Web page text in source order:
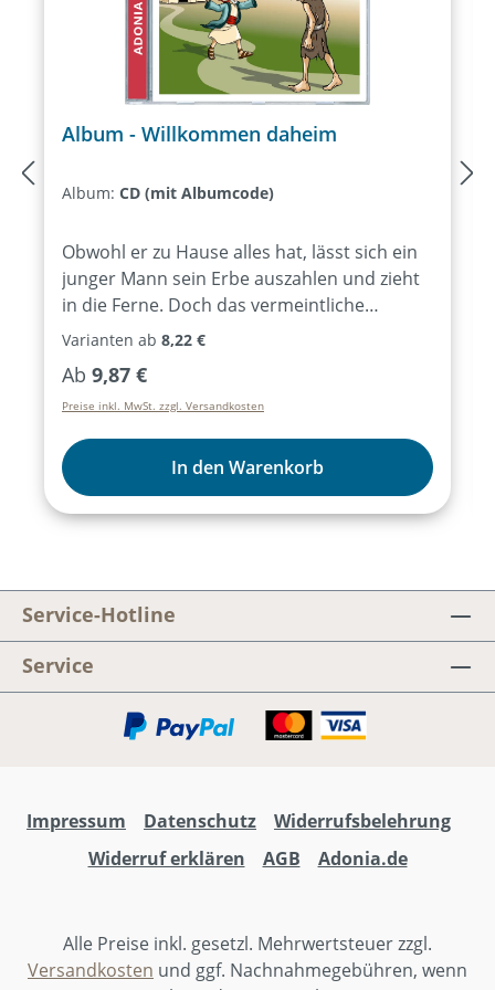
Album - Willkommen daheim
Album: CD (mit Albumcode)
Obwohl er zu Hause alles hat, lässt sich ein
junger Mann sein Erbe auszahlen und zieht
in die Ferne. Doch das vermeintliche
Abenteuer endet im totalen Absturz:
Niedriger kann man nicht sinken. Schließlich
kehrt er nach Hause zurück, doch wie
werden sein Vater und sein älterer Bruder
auf seine Rückkehr reagieren? Das wohl
bekannteste Gleichnis von Jesus – packend
inszeniert mit Musik und Texten, die ins Herz
Wittwer, Larissa Leuschner
Varianten ab 8,22 €
Regulärer Preis:
Ab 9,87 €
Preise inkl. MwSt. zzgl. Versandkosten
In den Warenkorb
Service-Hotline
Service
Impressum Datenschutz
Widerrufsbelehrung
Widerruf erklären
AGB Adonia.de
Alle Preise inkl. gesetzl. Mehrwertsteuer zzgl.
Versandkosten und ggf. Nachnahmegebühren, wenn